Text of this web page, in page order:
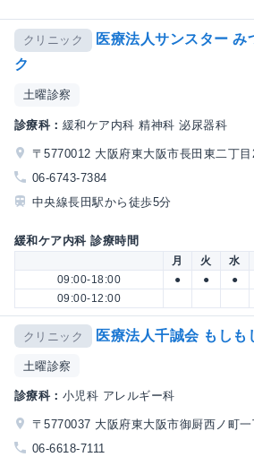
クリニック
医療法人サンスター み
ク
土曜診察
診療科： 緩和ケア内科 精神科 泌尿器科
〒5770012 大阪府東大阪市長田東二丁
06-6743-7384
中央線長田駅から徒歩5分
緩和ケア内科 診療時間
月 火 水
09:00-18:00
● ● ●
09:00-12:00
クリニック 医療法人千誠会 もしも
土曜診察
診療科： 小児科 アレルギー科
〒5770037 大阪府東大阪市御厨西ノ町
06-6618-7111